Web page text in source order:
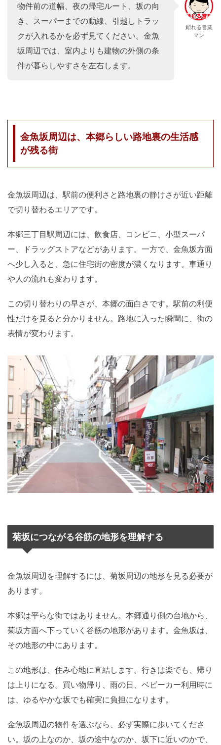
物件前の道幅、夜の帰宅ルート、坂の向
き、スーパーまでの動線、引越しトラッ
クが入れるかを必ず見てください。金魚
坂周辺では、室内よりも建物の外側の条
件が暮らしやすさを左右します。
頼れる営業
マン
金魚坂周辺は、本郷らしい路地裏の生活感
が残る街
金魚坂周辺は、駅前の便利さと路地裏の静けさが近い距離
で切り替わるエリアです。
本郷三丁目駅周辺には、飲食店、コンビニ、小型スーパ
ー、ドラッグストアなどがあります。一方で、金魚坂方面
へ少し入ると、急に住宅街の密度が濃くなります。車通り
や人の流れも変わります。
この切り替わりの早さが、本郷の面白さです。駅前の利便
性だけを見ると分かりません。路地に入った瞬間に、街の
表情が変わります。
菊坂につながる谷筋の地形を理解する
金魚坂周辺を理解するには、菊坂周辺の地形を見る必要が
あります。
本郷は平らな街ではありません。本郷通り側の台地から、
菊坂方面へ下っていく谷筋の地形があります。金魚坂は、
その地形の中にあります。
この地形は、住み心地に直結します。行きは楽でも、帰り
は上りになる。買い物帰り、雨の日、ベビーカー利用時に
は、ゆるやかな坂でも確実に負担になります。
金魚坂周辺の物件を選ぶなら、必ず実際に歩いてくださ
い。坂の上なのか、坂の途中なのか、坂下に近いのかで、